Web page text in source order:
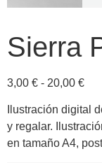
Sierra
3,00 € - 20,00 €
Ilustración digital
y regalar.
en tamaño A4,